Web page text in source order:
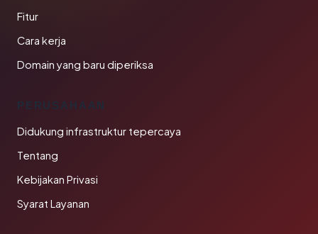
Fitur
Cara kerja
Domain yang baru diperiksa
PERUSAHAAN
Didukung infrastruktur tepercaya
Tentang
Kebijakan Privasi
Syarat Layanan